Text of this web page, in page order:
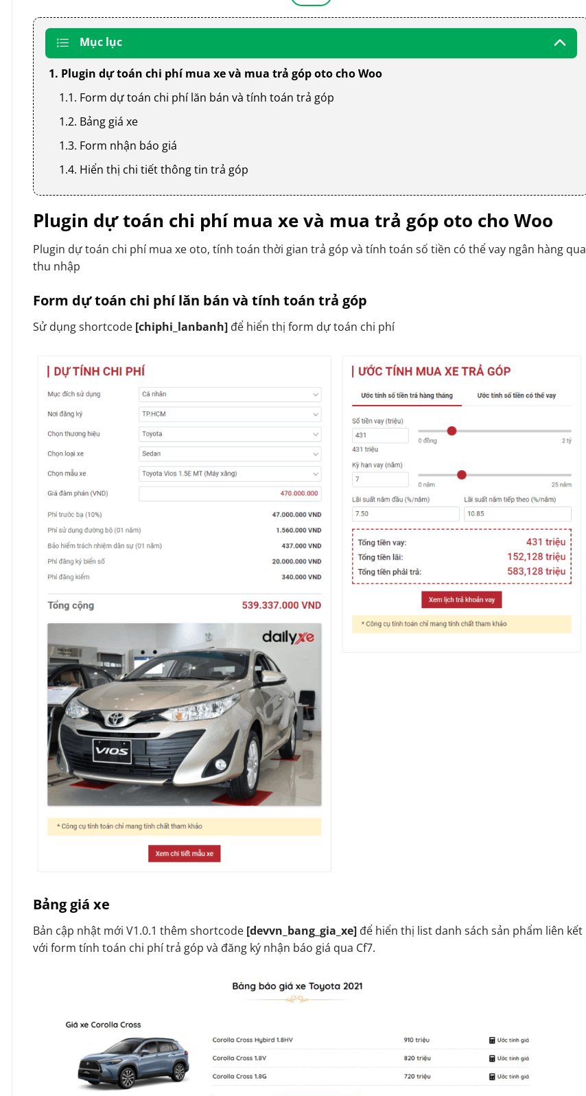
Mục lục
1. Plugin dự toán chi phí mua xe và mua trả góp oto cho Woo
1.1. Form dự toán chi phí lăn bán và tính toán trả góp
1.2. Bảng giá xe
1.3. Form nhận báo giá
1.4. Hiển thị chi tiết thông tin trả góp
Plugin dự toán chi phí mua xe và mua trả góp oto cho Woo
Plugin dự toán chi phí mua xe oto, tính toán thời gian trả góp và tính toán số tiền có thể vay ngân hàng qua
thu nhập
Form dự toán chi phí lăn bán và tính toán trả góp
Sử dụng shortcode [chiphi_lanbanh] để hiển thị form dự toán chi phí
Bảng giá xe
Bản cập nhật mới V1.0.1 thêm shortcode [devvn_bang_gia_xe] để hiển thị list danh sách sản phẩm liên kết
với form tính toán chi phí trả góp và đăng ký nhận báo giá qua Cf7.